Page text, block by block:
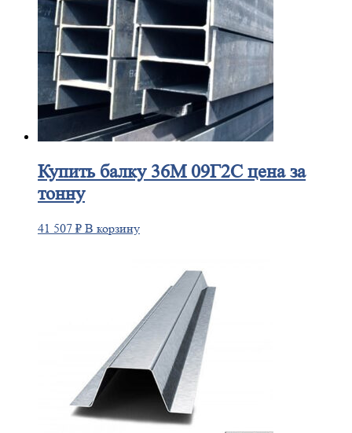
Купитьбалку 36М 09Г2С цена за
тонну
41 507 ₽ В корзину